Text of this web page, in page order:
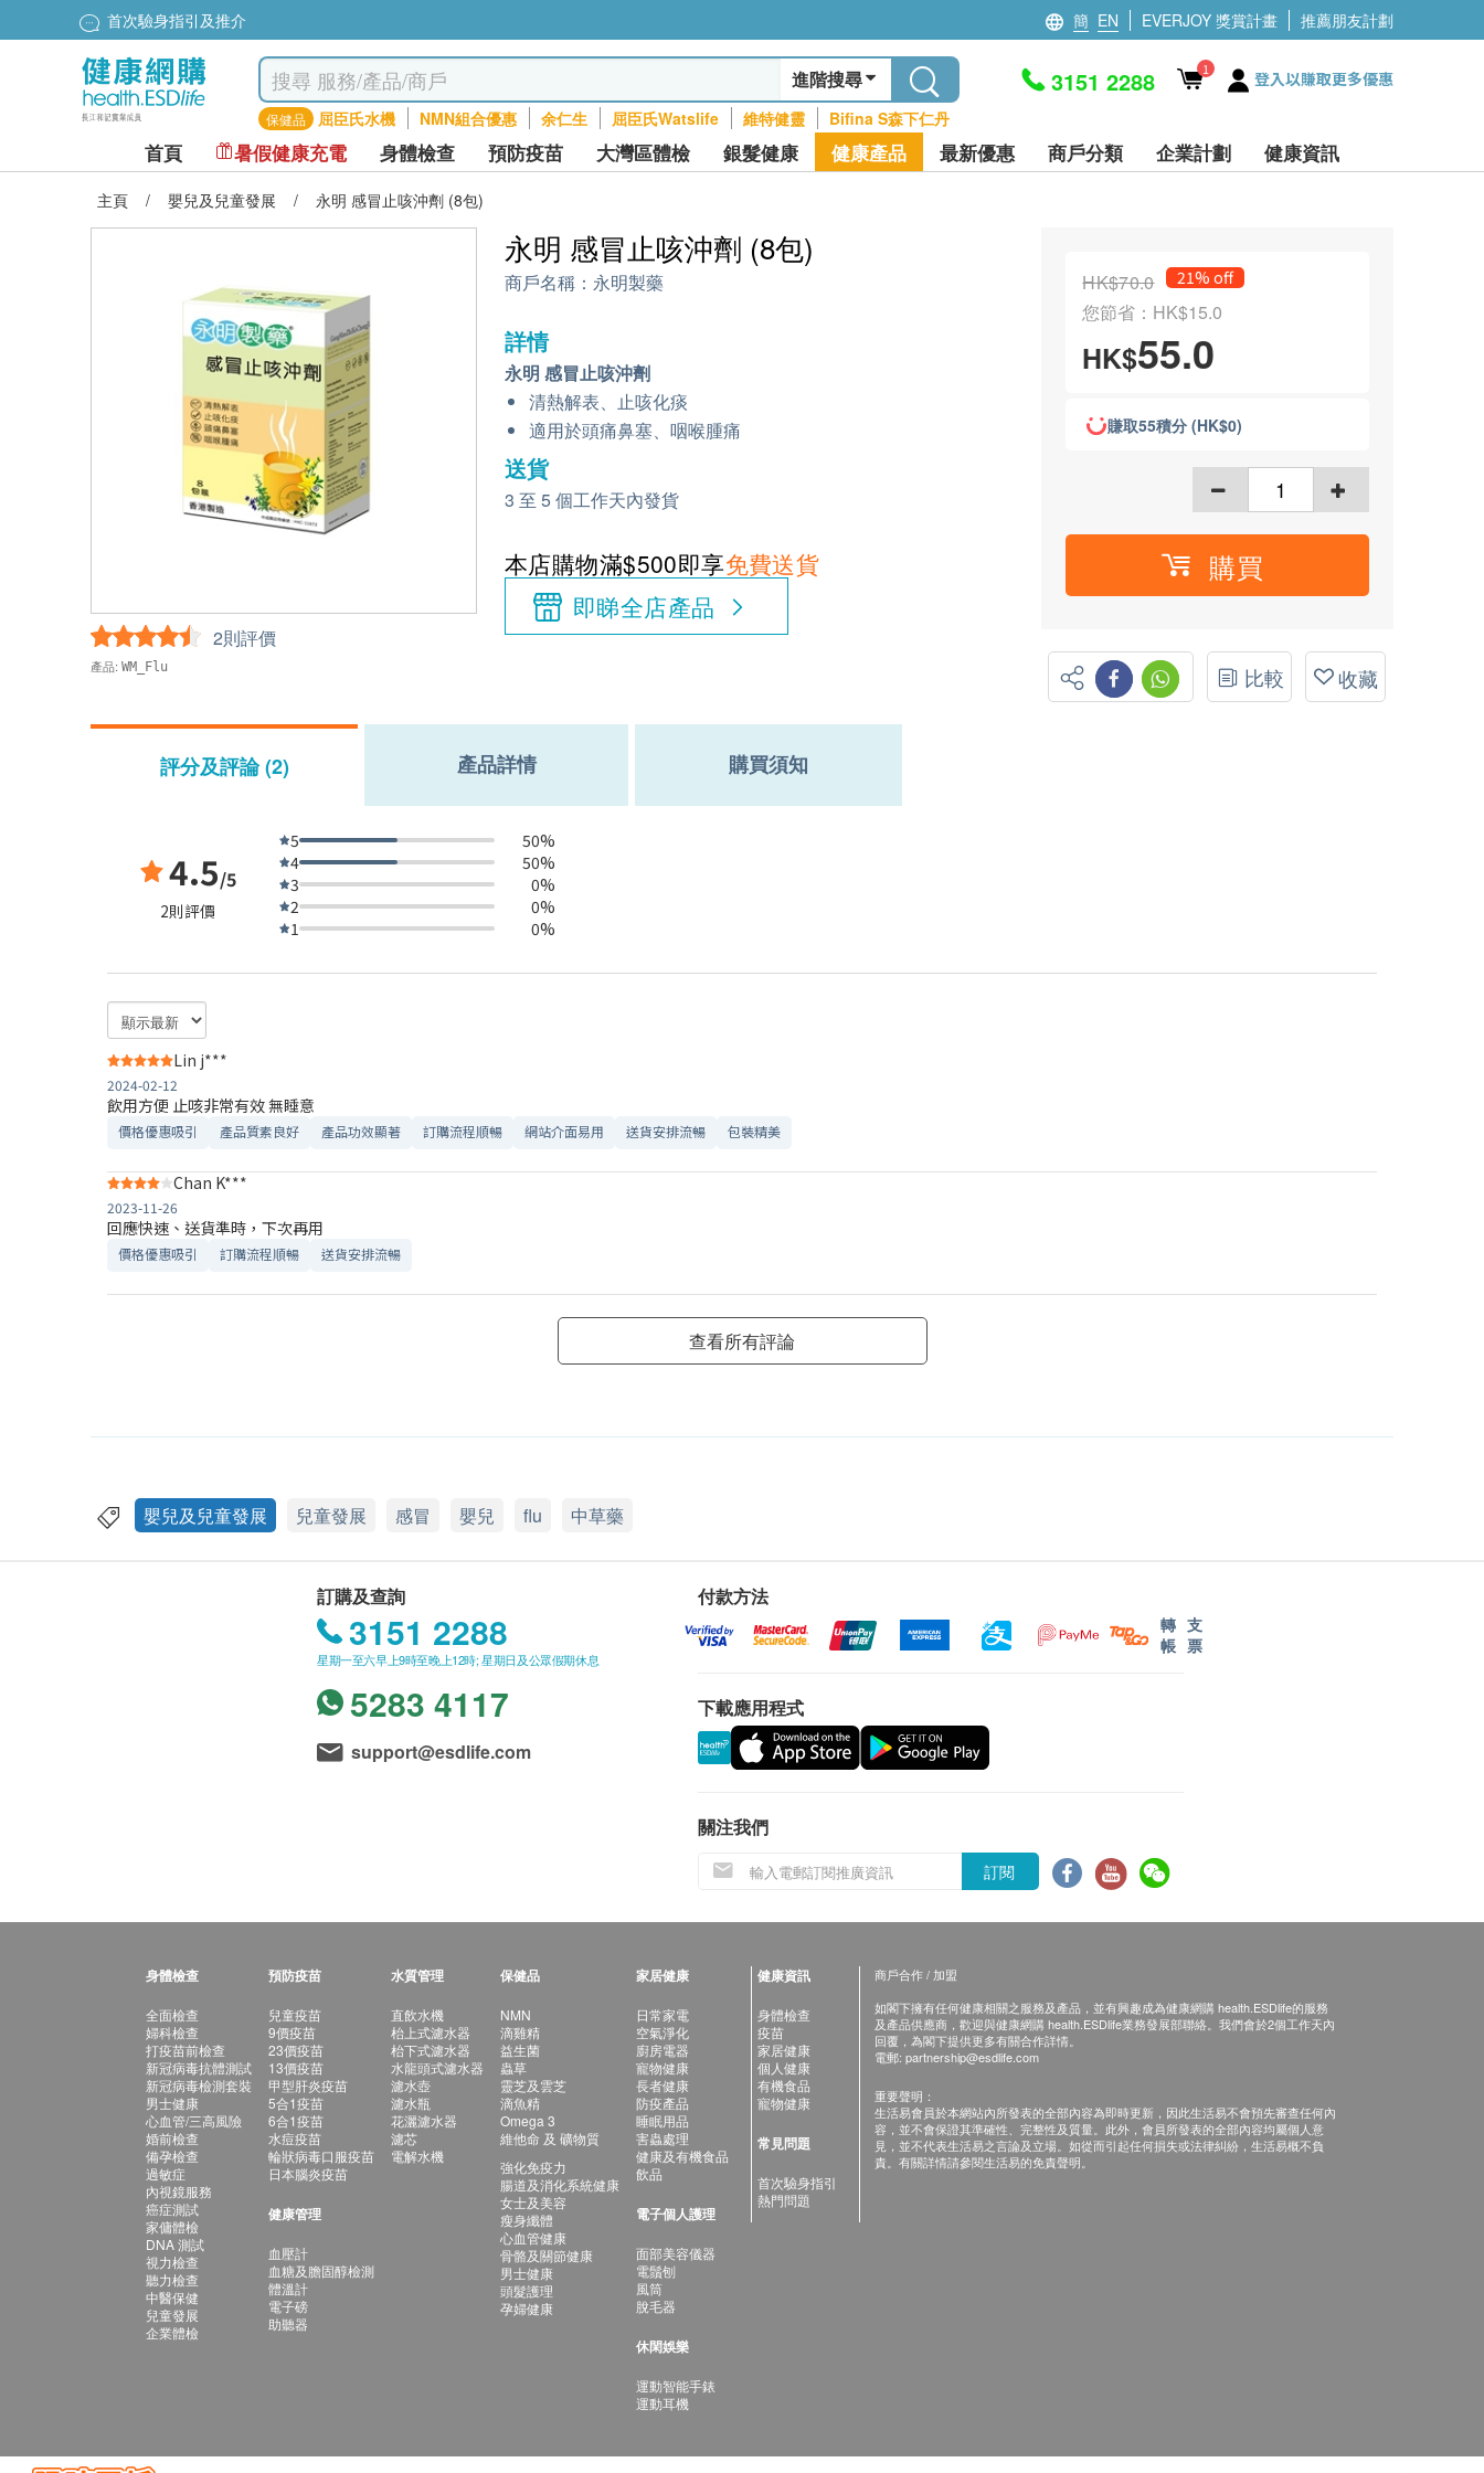
首次驗身指引及推介 簡 EN EVERJOY 獎賞計畫 推薦朋友計劃
進階搜尋
保健品 屈臣氏水機 NMN組合優惠 余仁生 屈臣氏Watslife 維特健靈 Bifina S森下仁丹
3151 2288 1 登入以賺取更多優惠
首頁 暑假健康充電 身體檢查 預防疫苗 大灣區體檢 銀髮健康 健康產品 最新優惠 商戶分類 企業計劃 健康資訊
主頁 / 嬰兒及兒童發展 / 永明 感冒止咳沖劑 (8包)
2則評價
產品: WM_Flu
永明 感冒止咳沖劑 (8包)
商戶名稱： 永明製藥
詳情
永明 感冒止咳沖劑
清熱解表、止咳化痰
適用於頭痛鼻塞、咽喉腫痛
送貨
3 至 5 個工作天內發貨
本店購物滿$500即享免費送貨
即睇全店產品
HK$70.0 21% off
您節省：HK$15.0
HK$55.0
賺取55積分 (HK$0)
購買
比較 收藏
評分及評論 (2) 產品詳情 購買須知
4.5/5
2則評價
5
50%
4
50%
3
0%
2
0%
1
0%
Lin j***
2024-02-12
飲用方便 止咳非常有效 無睡意
價格優惠吸引 產品質素良好 產品功效顯著 訂購流程順暢 網站介面易用 送貨安排流暢 包裝精美
Chan K***
2023-11-26
回應快速、送貨準時，下次再用
價格優惠吸引 訂購流程順暢 送貨安排流暢
查看所有評論
嬰兒及兒童發展 兒童發展 感冒 嬰兒 flu 中草藥
訂購及查詢
3151 2288
星期一至六早上9時至晚上12時; 星期日及公眾假期休息
5283 4117
support@esdlife.com
付款方法
轉
帳
支
票
下載應用程式
關注我們
訂閱
身體檢查
全面檢查
婦科檢查
打疫苗前檢查
新冠病毒抗體測試
新冠病毒檢測套裝
男士健康
心血管/三高風險
婚前檢查
備孕檢查
過敏症
內視鏡服務
癌症測試
家傭體檢
DNA 測試
視力檢查
聽力檢查
中醫保健
兒童發展
企業體檢
預防疫苗
兒童疫苗
9價疫苗
23價疫苗
13價疫苗
甲型肝炎疫苗
5合1疫苗
6合1疫苗
水痘疫苗
輪狀病毒口服疫苗
日本腦炎疫苗
健康管理
血壓計
血糖及膽固醇檢測
體溫計
電子磅
助聽器
水質管理
直飲水機
枱上式濾水器
枱下式濾水器
水龍頭式濾水器
濾水壺
濾水瓶
花灑濾水器
濾芯
電解水機
保健品
NMN
滴雞精
益生菌
蟲草
靈芝及雲芝
滴魚精
Omega 3
維他命 及 礦物質
強化免疫力
腸道及消化系統健康
女士及美容
瘦身纖體
心血管健康
骨骼及關節健康
男士健康
頭髮護理
孕婦健康
家居健康
日常家電
空氣淨化
廚房電器
寵物健康
長者健康
防疫產品
睡眠用品
害蟲處理
健康及有機食品
飲品
電子個人護理
面部美容儀器
電鬚刨
風筒
脫毛器
休閑娛樂
運動智能手錶
運動耳機
健康資訊
身體檢查
疫苗
家居健康
個人健康
有機食品
寵物健康
常見問題
首次驗身指引
熱門問題
商戶合作 / 加盟
如閣下擁有任何健康相關之服務及產品，並有興趣成為健康網購 health.ESDlife的服務
及產品供應商，歡迎與健康網購 health.ESDlife業務發展部聯絡。我們會於2個工作天內
回覆，為閣下提供更多有關合作詳情。
電郵: partnership@esdlife.com
重要聲明：
生活易會員於本網站內所發表的全部內容為即時更新，因此生活易不會預先審查任何內
容，並不會保證其準確性、完整性及質量。此外，會員所發表的全部內容均屬個人意
見，並不代表生活易之言論及立場。如從而引起任何損失或法律糾紛，生活易概不負
責。有關詳情請參閱生活易的免責聲明。